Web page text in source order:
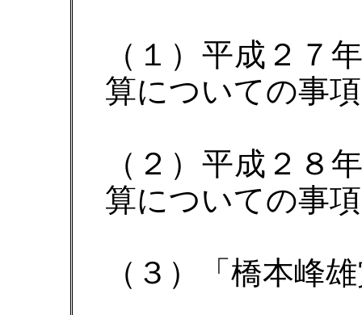
（１）平成２７
算についての事項
（２）平成２８
算についての事項
（３）「橋本峰